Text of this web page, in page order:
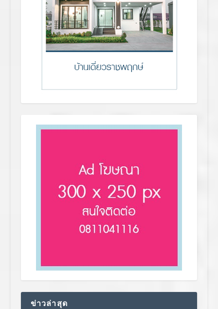
ข่าวล่าสุด